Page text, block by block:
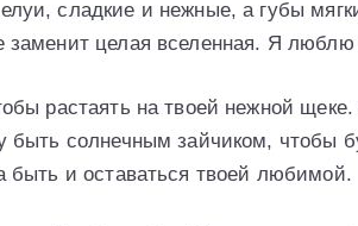
сладкие и нежные, а губы
заменит целая вселенная. Я
растаять на твоей нежной
быть солнечным зайчиком, чтобы
быть и оставаться твоей любимой.